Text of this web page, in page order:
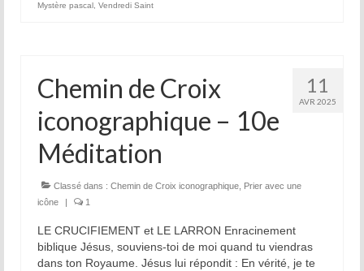
Chemin de Croix Iconographique
Mystère pascal , Vendredi Saint
11
AVR 2025
Chemin de Croix
iconographique – 10e
Méditation
Classé dans : Chemin de Croix iconographique, Prier avec une
icône
1
LE CRUCIFIEMENT et LE LARRON Enracinement
biblique Jésus, souviens-toi de moi quand tu viendras
dans ton Royaume. Jésus lui répondit : En vérité, je te